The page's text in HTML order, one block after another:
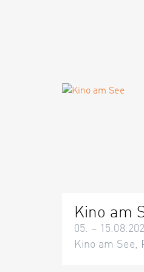
Kino am
05. –
Kino am See,